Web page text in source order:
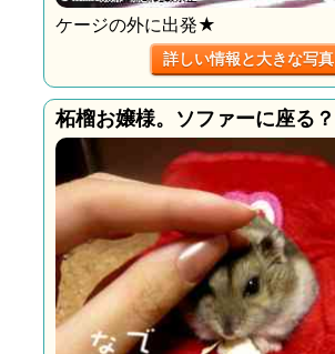
ケージの外に出発★
詳しい情報と大きな写真
柘榴お嬢様。ソファーに座る？